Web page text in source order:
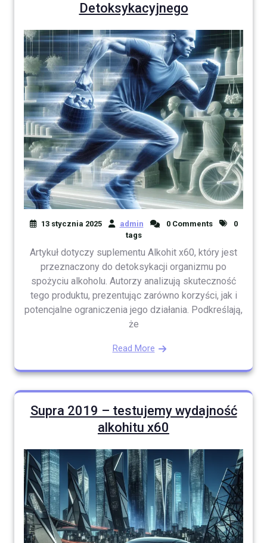
Detoksykacyjnego
13 stycznia 2025 admin 0 Comments
0
tags
Artykuł dotyczy suplementu Alkohit x60, który jest
przeznaczony do detoksykacji organizmu po
spożyciu alkoholu. Autorzy analizują skuteczność
tego produktu, prezentując zarówno korzyści, jak i
potencjalne ograniczenia jego działania. Podkreślają,
że
Read More
Supra 2019 – testujemy wydajność
alkohitu x60